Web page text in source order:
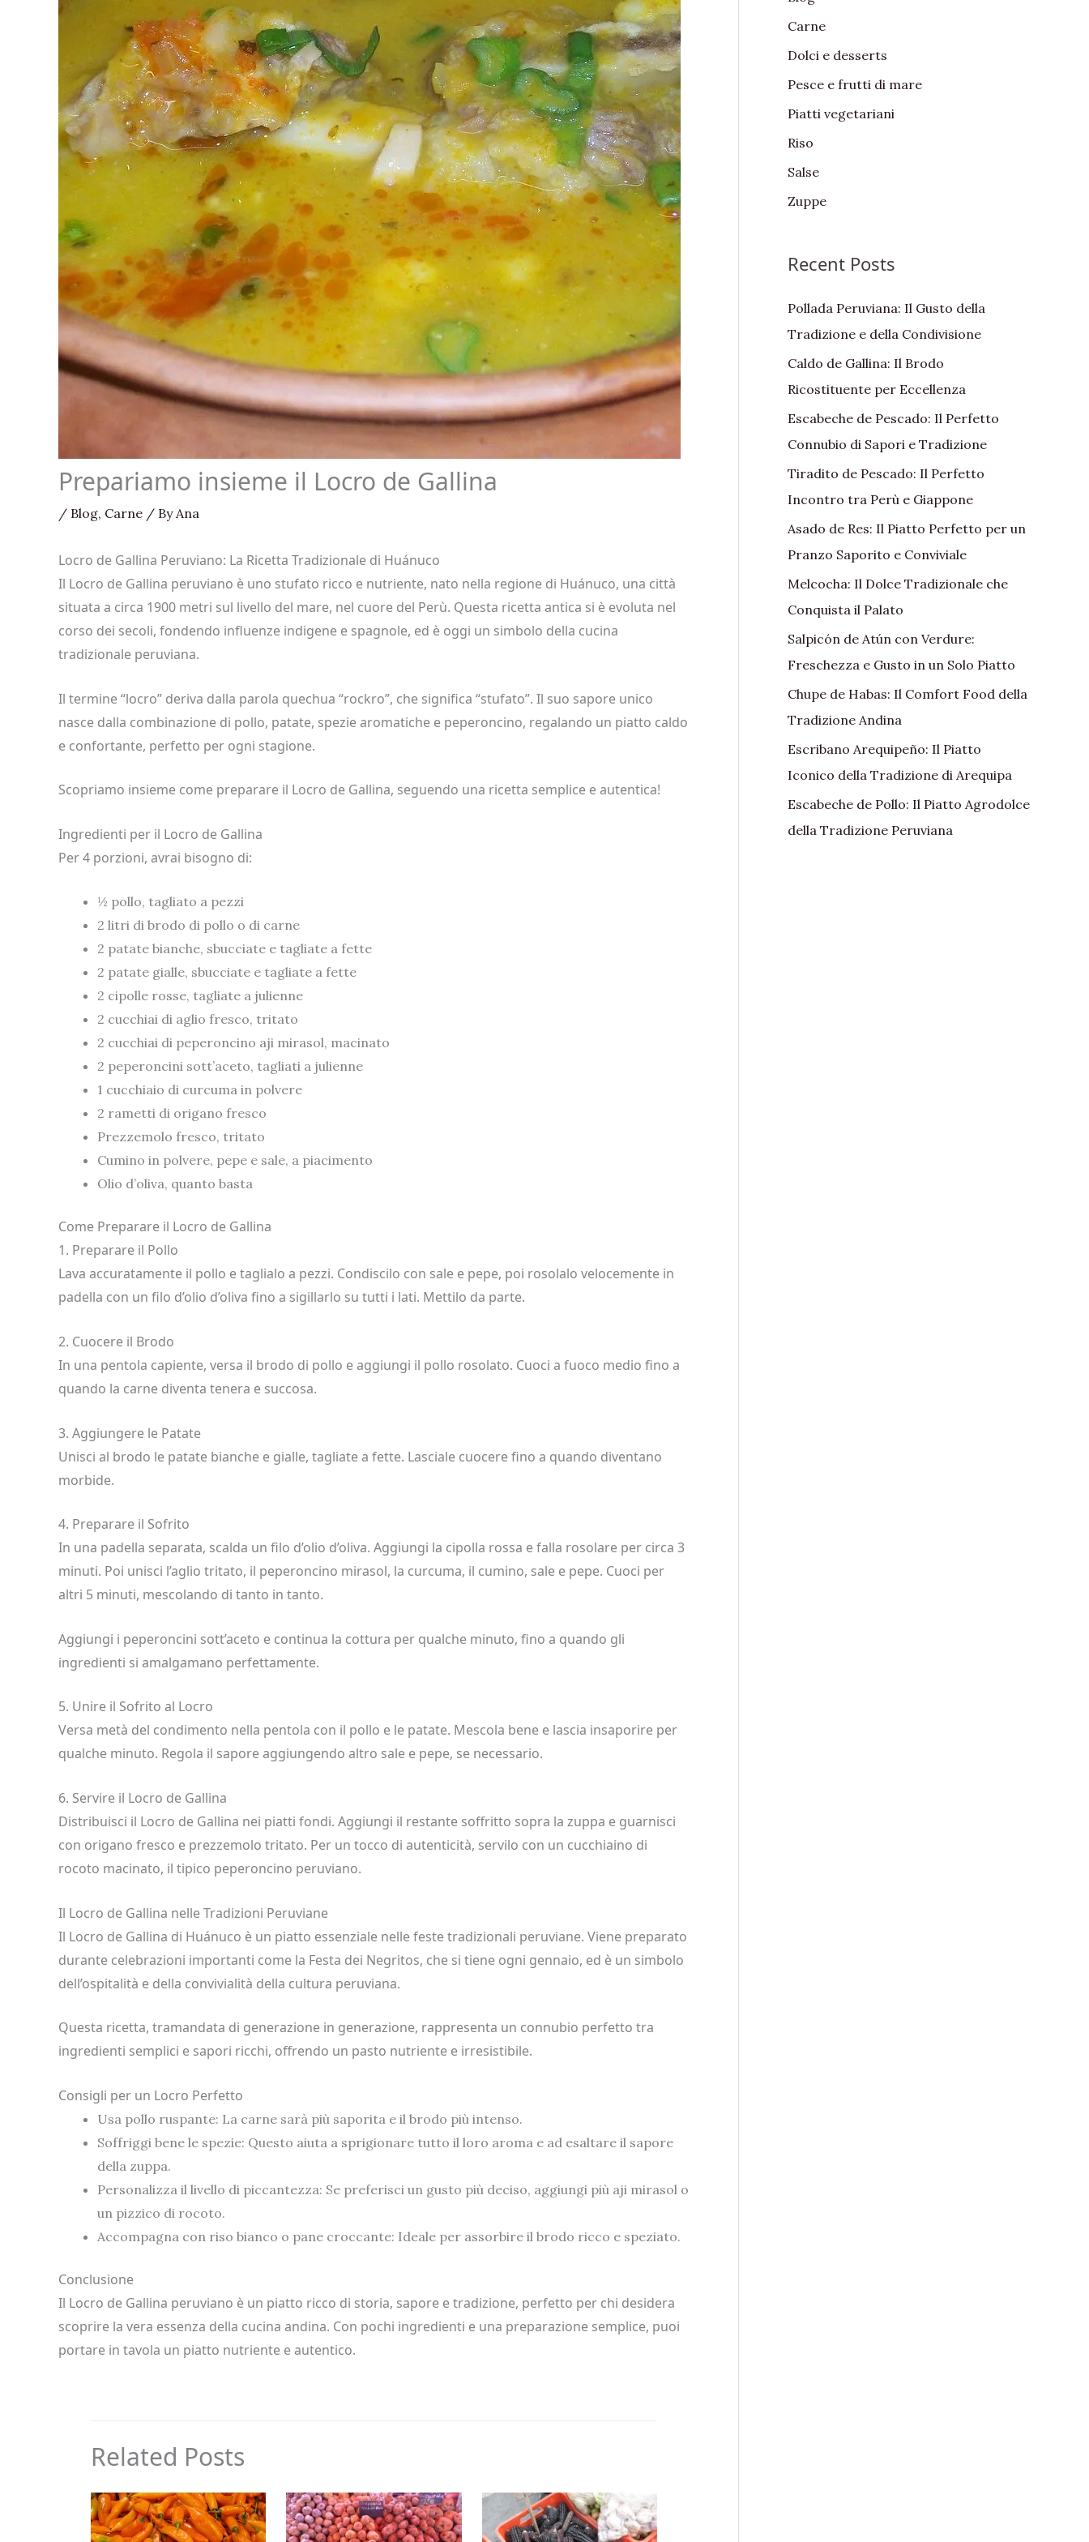
Prepariamo insieme il Locro de Gallina
/ Blog, Carne / ByAna
Locro de Gallina Peruviano: La Ricetta Tradizionale di Huánuco
Il Locro de Gallina peruviano è uno stufato ricco e nutriente, nato nella regione di Huánuco, una città
situata a circa 1900 metri sul livello del mare, nel cuore del Perù. Questa ricetta antica si è evoluta nel
corso dei secoli, fondendo influenze indigene e spagnole, ed è oggi un simbolo della cucina
tradizionale peruviana.
Il termine “locro” deriva dalla parola quechua “rockro”, che significa “stufato”. Il suo sapore unico
nasce dalla combinazione di pollo, patate, spezie aromatiche e peperoncino, regalando un piatto caldo
e confortante, perfetto per ogni stagione.
Scopriamo insieme come preparare il Locro de Gallina, seguendo una ricetta semplice e autentica!
Ingredienti per il Locro de Gallina
Per 4 porzioni, avrai bisogno di:
½ pollo, tagliato a pezzi
2 litri di brodo di pollo o di carne
2 patate bianche, sbucciate e tagliate a fette
2 patate gialle, sbucciate e tagliate a fette
2 cipolle rosse, tagliate a julienne
2 cucchiai di aglio fresco, tritato
2 cucchiai di peperoncino aji mirasol, macinato
2 peperoncini sott’aceto, tagliati a julienne
1 cucchiaio di curcuma in polvere
2 rametti di origano fresco
Prezzemolo fresco, tritato
Cumino in polvere, pepe e sale, a piacimento
Olio d’oliva, quanto basta
Come Preparare il Locro de Gallina
1. Preparare il Pollo
Lava accuratamente il pollo e taglialo a pezzi. Condiscilo con sale e pepe, poi rosolalo velocemente in
padella con un filo d’olio d’oliva fino a sigillarlo su tutti i lati. Mettilo da parte.
2. Cuocere il Brodo
In una pentola capiente, versa il brodo di pollo e aggiungi il pollo rosolato. Cuoci a fuoco medio fino a
quando la carne diventa tenera e succosa.
3. Aggiungere le Patate
Unisci al brodo le patate bianche e gialle, tagliate a fette. Lasciale cuocere fino a quando diventano
morbide.
4. Preparare il Sofrito
In una padella separata, scalda un filo d’olio d’oliva. Aggiungi la cipolla rossa e falla rosolare per circa 3
minuti. Poi unisci l’aglio tritato, il peperoncino mirasol, la curcuma, il cumino, sale e pepe. Cuoci per
altri 5 minuti, mescolando di tanto in tanto.
Aggiungi i peperoncini sott’aceto e continua la cottura per qualche minuto, fino a quando gli
ingredienti si amalgamano perfettamente.
5. Unire il Sofrito al Locro
Versa metà del condimento nella pentola con il pollo e le patate. Mescola bene e lascia insaporire per
qualche minuto. Regola il sapore aggiungendo altro sale e pepe, se necessario.
6. Servire il Locro de Gallina
Distribuisci il Locro de Gallina nei piatti fondi. Aggiungi il restante soffritto sopra la zuppa e guarnisci
con origano fresco e prezzemolo tritato. Per un tocco di autenticità, servilo con un cucchiaino di
rocoto macinato, il tipico peperoncino peruviano.
Il Locro de Gallina nelle Tradizioni Peruviane
Il Locro de Gallina di Huánuco è un piatto essenziale nelle feste tradizionali peruviane. Viene preparato
durante celebrazioni importanti come la Festa dei Negritos, che si tiene ogni gennaio, ed è un simbolo
dell’ospitalità e della convivialità della cultura peruviana.
Questa ricetta, tramandata di generazione in generazione, rappresenta un connubio perfetto tra
ingredienti semplici e sapori ricchi, offrendo un pasto nutriente e irresistibile.
Consigli per un Locro Perfetto
Usa pollo ruspante: La carne sarà più saporita e il brodo più intenso.
Soffriggi bene le spezie: Questo aiuta a sprigionare tutto il loro aroma e ad esaltare il sapore
della zuppa.
Personalizza il livello di piccantezza: Se preferisci un gusto più deciso, aggiungi più aji mirasol o
un pizzico di rocoto.
Accompagna con riso bianco o pane croccante: Ideale per assorbire il brodo ricco e speziato.
Conclusione
Il Locro de Gallina peruviano è un piatto ricco di storia, sapore e tradizione, perfetto per chi desidera
scoprire la vera essenza della cucina andina. Con pochi ingredienti e una preparazione semplice, puoi
portare in tavola un piatto nutriente e autentico.
Related Posts
f
o
r
:
Carne
Dolci e desserts
Pesce e frutti di mare
Piatti vegetariani
Riso
Salse
Zuppe
Recent Posts
Pollada Peruviana: Il Gusto della
Tradizione e della Condivisione
Caldo de Gallina: Il Brodo
Ricostituente per Eccellenza
Escabeche de Pescado: Il Perfetto
Connubio di Sapori e Tradizione
Tiradito de Pescado: Il Perfetto
Incontro tra Perù e Giappone
Asado de Res: Il Piatto Perfetto per un
Pranzo Saporito e Conviviale
Melcocha: Il Dolce Tradizionale che
Conquista il Palato
Salpicón de Atún con Verdure:
Freschezza e Gusto in un Solo Piatto
Chupe de Habas: Il Comfort Food della
Tradizione Andina
Escribano Arequipeño: Il Piatto
Iconico della Tradizione di Arequipa
Escabeche de Pollo: Il Piatto Agrodolce
della Tradizione Peruviana